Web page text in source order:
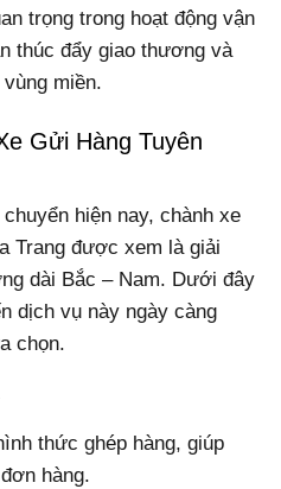
trọng trong hoạt động vận
thúc đẩy giao thương và
miền.
Gửi Hàng Tuyên
hiện nay, chành xe
Trang được xem là giải
dài Bắc – Nam. Dưới đây
dịch vụ này ngày càng
chọn.
thức ghép hàng, giúp
hàng.